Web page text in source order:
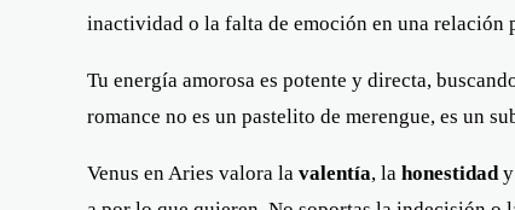
inactividad o la falta de emoción en una relación
Tu energía amorosa es potente y directa,
romance no es un pastelito de merengue, es un
Venus en Aries valora la valentía, la honestidady